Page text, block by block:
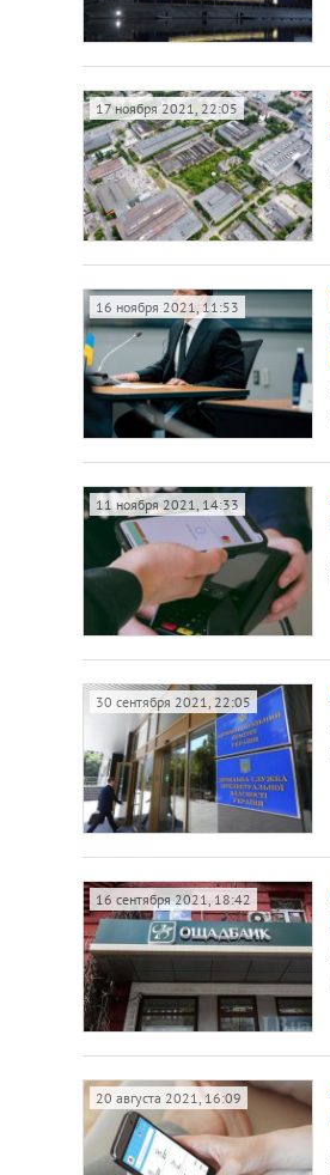
17 ноября 2021, 22:05
16 ноября 2021, 11:53
11 ноября 2021, 14:33
30 сентября 2021, 22:05
16 сентября 2021, 18:42
20 августа 2021, 16:09